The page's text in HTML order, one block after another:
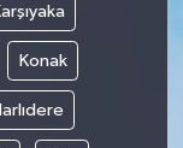
Konak